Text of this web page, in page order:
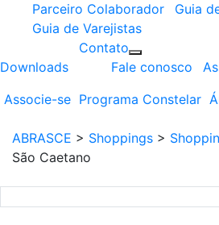
Parceiro Colaborador
Guia
Guia de Varejistas
Downloads
Contato
Fale conosco
Associe-se Programa Constelar
ABRASCE > Shoppings >
São Caetano